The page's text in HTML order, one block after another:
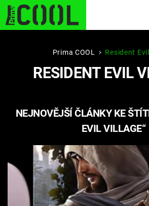
STARHOUSE BUFFY,
ESCAPE PLNEJ KOTEL AVENGERS 5
Filmy
Seriály
Prima COOL Resident
RESIDENT EVIL
NEJNOVĚJŠÍ ČLÁNKY KE
EVIL VILLAGE“